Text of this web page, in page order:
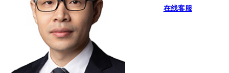
在线客服